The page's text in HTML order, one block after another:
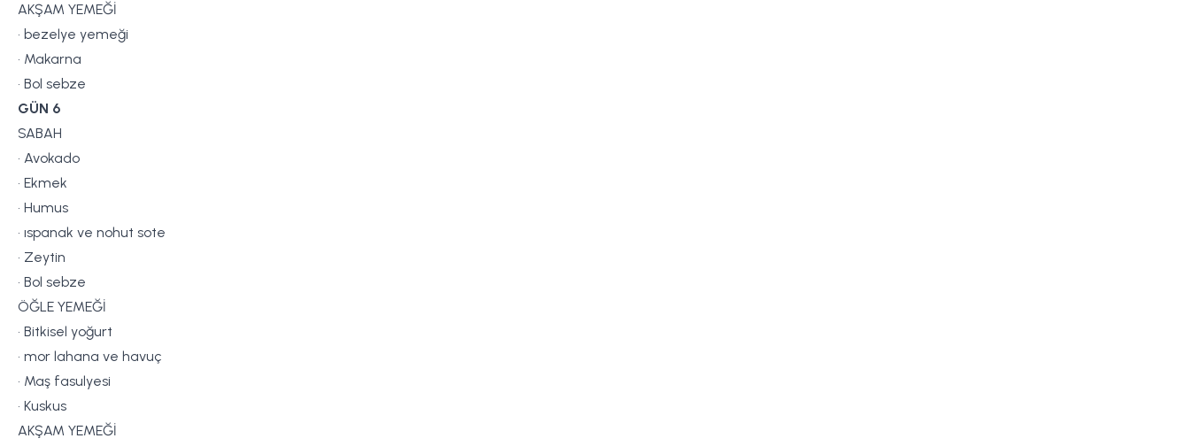
AKŞAM YEMEĞİ
• bezelye yemeği
• Makarna
• Bol sebze
GÜN 6
SABAH
• Avokado
• Ekmek
• Humus
• ıspanak ve nohut sote
• Zeytin
• Bol sebze
ÖĞLE YEMEĞİ
• Bitkisel yoğurt
• mor lahana ve havuç
• Maş fasulyesi
• Kuskus
AKŞAM YEMEĞİ